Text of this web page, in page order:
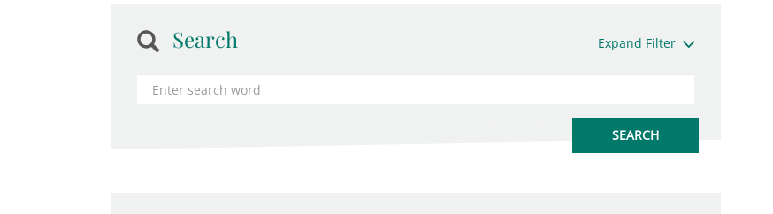
Search Expand Filter